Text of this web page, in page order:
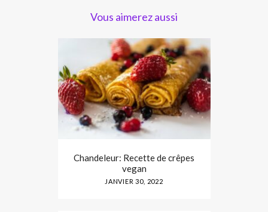
Vous aimerez aussi
Chandeleur: Recette de crêpes
vegan
JANVIER 30, 2022